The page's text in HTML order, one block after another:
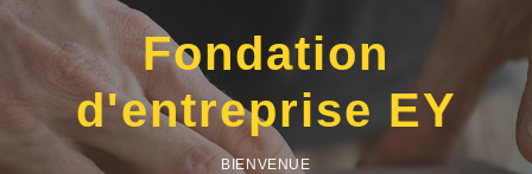
Fondation
d'entreprise EY
BIENVENUE